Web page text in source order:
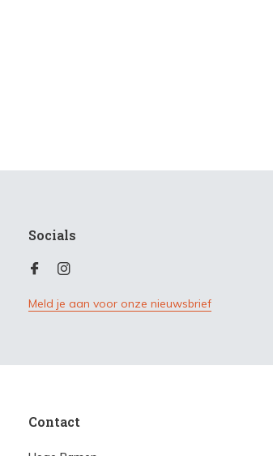
Socials
Meld je aan voor onze nieuwsbrief
Contact